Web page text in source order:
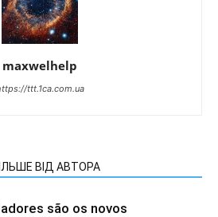
maxwelhelp
ttt.1ca.com.ua
ВІД АВТОРА
são os novos